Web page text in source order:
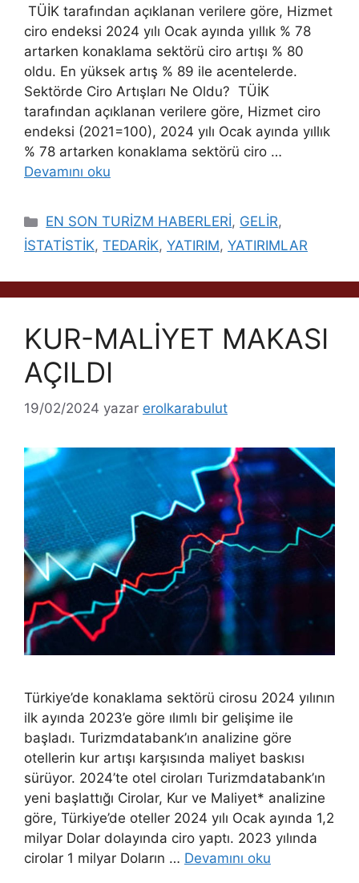
TÜİK tarafından açıklanan verilere göre, Hizmet
ciro endeksi 2024 yılı Ocak ayında yıllık % 78
artarken konaklama sektörü ciro artışı % 80
oldu. En yüksek artış % 89 ile acentelerde.
Sektörde Ciro Artışları Ne Oldu? TÜİK
tarafından açıklanan verilere göre, Hizmet ciro
endeksi (2021=100), 2024 yılı Ocak ayında yıllık
% 78 artarken konaklama sektörü ciro …
Devamını oku
Kategoriler
EN SON TURİZM HABERLERİ, GELİR,
İSTATİSTİK, TEDARİK, YATIRIM, YATIRIMLAR
KUR-MALİYET MAKASI
AÇILDI
19/02/2024 yazar erolkarabulut
Türkiye’de konaklama sektörü cirosu 2024 yılının
ilk ayında 2023’e göre ılımlı bir gelişime ile
başladı. Turizmdatabank’ın analizine göre
otellerin kur artışı karşısında maliyet baskısı
sürüyor. 2024’te otel ciroları Turizmdatabank’ın
yeni başlattığı Cirolar, Kur ve Maliyet* analizine
göre, Türkiye’de oteller 2024 yılı Ocak ayında 1,2
milyar Dolar dolayında ciro yaptı. 2023 yılında
cirolar 1 milyar Doların … Devamını oku